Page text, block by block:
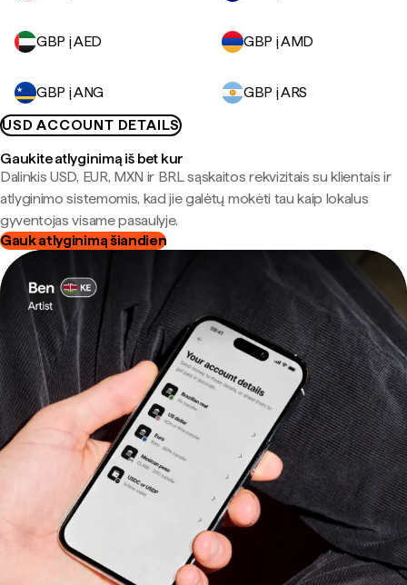
GBP į AED GBP į AMD
GBP į ANG
GBP į ARS
USD ACCOUNT DETAILS
Gaukite atlyginimą iš bet kur
Dalinkis USD, EUR, MXN ir BRL sąskaitos rekvizitais su klientais ir
atlyginimo sistemomis, kad jie galėtų mokėti tau kaip lokalus
gyventojas visame pasaulyje.
Gauk atlyginimą šiandien